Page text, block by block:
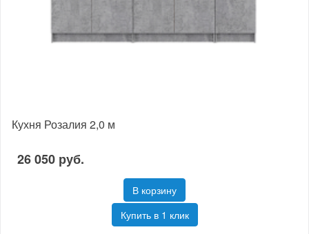
Кухня Розалия 2,0 м
26 050 руб.
В корзину
Купить в 1 клик